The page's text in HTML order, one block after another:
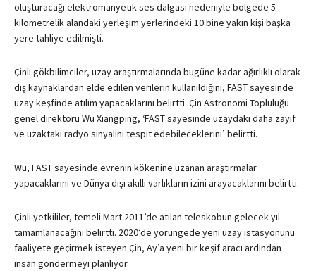
oluşturacağı elektromanyetik ses dalgası nedeniyle bölgede 5
kilometrelik alandaki yerleşim yerlerindeki 10 bine yakın kişi başka
yere tahliye edilmişti.
Çinli gökbilimciler, uzay araştırmalarında bugüne kadar ağırlıklı olarak
dış kaynaklardan elde edilen verilerin kullanıldığını, FAST sayesinde
uzay keşfinde atılım yapacaklarını belirtti. Çin Astronomi Topluluğu
genel direktörü Wu Xiangping, ‘FAST sayesinde uzaydaki daha zayıf
ve uzaktaki radyo sinyalini tespit edebileceklerini’ belirtti.
Wu, FAST sayesinde evrenin kökenine uzanan araştırmalar
yapacaklarını ve Dünya dışı akıllı varlıkların izini arayacaklarını belirtti.
Çinli yetkililer, temeli Mart 2011’de atılan teleskobun gelecek yıl
tamamlanacağını belirtti. 2020’de yörüngede yeni uzay istasyonunu
faaliyete geçirmek isteyen Çin, Ay’a yeni bir keşif aracı ardından
insan göndermeyi planlıyor.